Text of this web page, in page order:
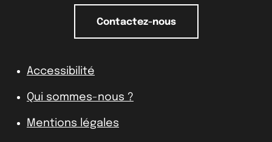
Contactez-nous
Accessibilité
Qui sommes-nous ?
Mentions légales